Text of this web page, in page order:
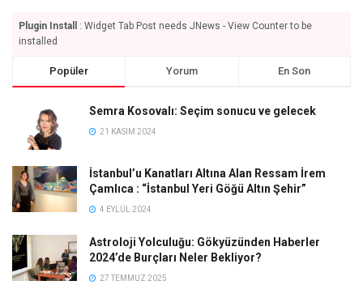
Plugin Install
: Widget Tab Post needs JNews - View Counter to be
installed
Popüler Yorum En Son
Semra Kosovalı: Seçim sonucu ve gelecek
21 KASIM 2024
İstanbul’u Kanatları Altına Alan Ressam İrem
Çamlıca : “İstanbul Yeri Göğü Altın Şehir”
4 EYLÜL 2024
Astroloji Yolculuğu: Gökyüzünden Haberler
2024’de Burçları Neler Bekliyor?
27 TEMMUZ 2025